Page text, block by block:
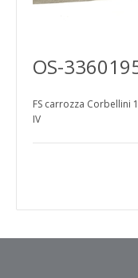
OS-
FS carrozza Corbellini
IV